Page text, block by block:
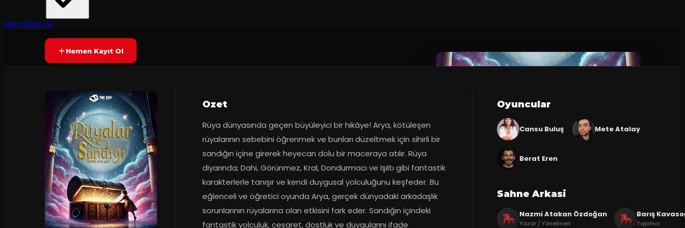
Sign InSign UpYAKINDA Yetersiz oy
Hemen Kayıt Ol
Ozet
Rüya dünyasında geçen büyüleyici bir hikâye! Arya, kötüleşen
rüyalarının sebebini öğrenmek ve bunları düzeltmek için sihirli bir
sandığın içine girerek heyecan dolu bir maceraya atılır. Rüya
diyarında; Dahi, Görünmez, Kral, Dondurmacı ve Işıltı gibi fantastik
karakterlerle tanışır ve kendi duygusal yolculuğunu keşfeder. Bu
eğlenceli ve öğretici oyunda Arya, gerçek dünyadaki arkadaşlık
sorunlarının rüyalarına olan etkisini fark eder. Sandığın içindeki
fantastik yolculuk, cesaret, dostluk ve duygularını ifade
Oyuncular
Cansu Buluş Mete Atalay
Berat Eren
Sahne Arkasi
Nazmi Atakan Özdoğan
Yazar / Yönetmen
Barış
Yapımcı